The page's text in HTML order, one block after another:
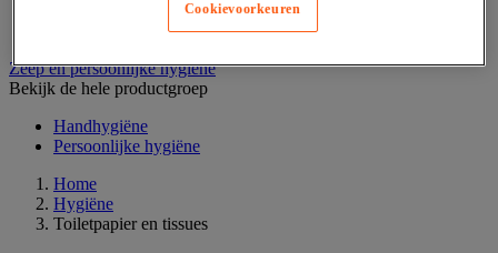
Waszak en accessoires
Zeep en persoonlijke hygiëne
Bekijk de hele productgroep
Handhygiëne
Persoonlijke hygiëne
Home
Hygiëne
Toiletpapier en tissues
Cookievoorkeuren